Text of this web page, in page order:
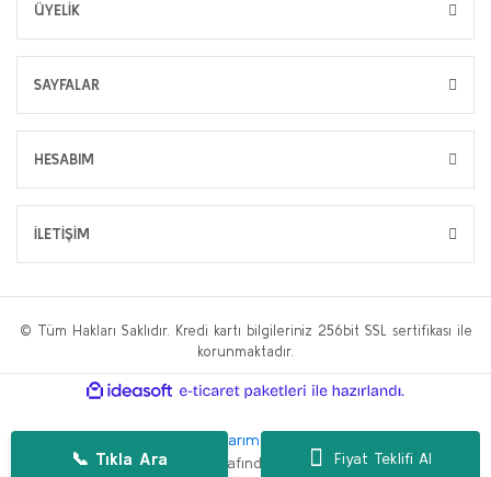
Fiyat Teklifi Al
ÜYELİK
SAYFALAR
HESABIM
📞 Tıkla Ara
İLETİŞİM
© Tüm Hakları Saklıdır. Kredi kartı bilgileriniz 256bit SSL sertifikası ile
korunmaktadır.
ideasoft
e-
paketleri
WP.tc Web Tasarım Ajansı
Danışmanlığı
tarafından geliştirilmiştir.